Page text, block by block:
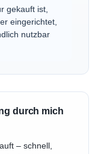
gekauft ist,
eingerichtet,
nutzbar
durch mich
– schnell,